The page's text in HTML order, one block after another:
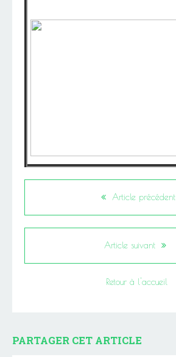
Article précédent
Article suivant
Retour à l'accueil
PARTAGER CET ARTICLE